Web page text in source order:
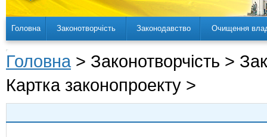
Головна Законотворчість Законодавство Очищення
Головна > Законотворчість >
Картка законопроекту >